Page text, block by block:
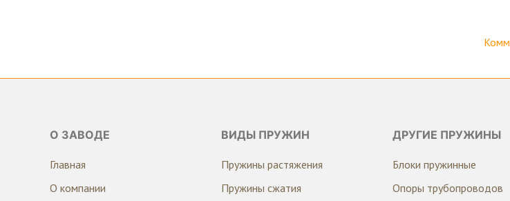
О ЗАВОДЕ
Главная
О компании
ВИДЫ ПРУЖИН
Пружины растяжения
Пружины сжатия
ДРУГИЕ ПРУЖИНЫ
Блоки пружинные
Опоры трубопроводов